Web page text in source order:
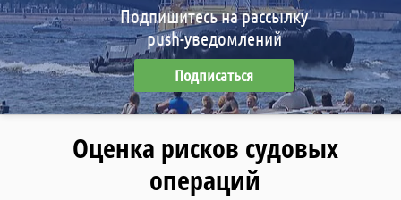
Подпишитесь на рассылку
push-уведомлений
Подписаться
Оценка рисков судовых
операций